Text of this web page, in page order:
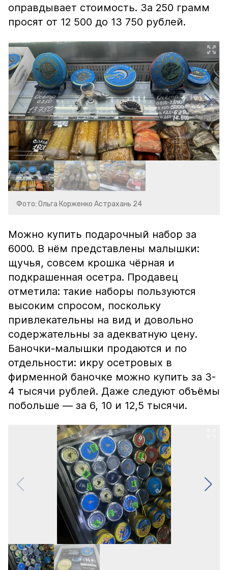
оправдывает стоимость. За 250 грамм
просят от 12 500 до 13 750 рублей.
Фото: Ольга Корженко Астрахань 24
Можно купить подарочный набор за
6000. В нём представлены малышки:
щучья, совсем крошка чёрная и
подкрашенная осетра. Продавец
отметила: такие наборы пользуются
высоким спросом, поскольку
привлекательны на вид и довольно
содержательны за адекватную цену.
Баночки-малышки продаются и по
отдельности: икру осетровых в
фирменной баночке можно купить за 3-
4 тысячи рублей. Даже следуют объёмы
побольше — за 6, 10 и 12,5 тысячи.